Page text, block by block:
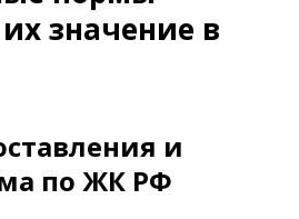
значение в
и
по ЖК РФ